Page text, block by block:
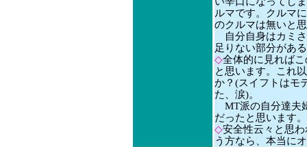
ルマです。クルマ
のクルマは無いと
自分自身はカミさ
足りない部分があ
◇全体的に見れば
と思います。これ
か？(スイフトはモ
た、涙)。
MT派の自分達夫
だったと思います
◇安全性云々と思
う方なら、本当に